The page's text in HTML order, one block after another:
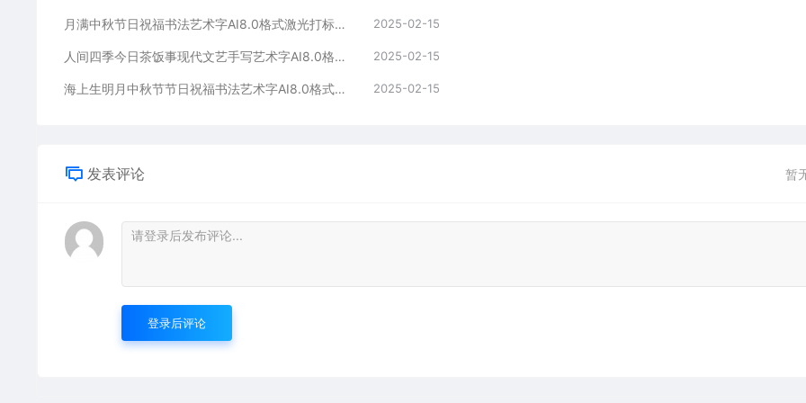
月满中秋节日祝福书法艺术字AI8.0格式激光打标文件通用矢量图 2025-02-15
人间四季今日茶饭事现代文艺手写艺术字AI8.0格式激光打标文件通用矢量图 2025-02-15
海上生明月中秋节节日祝福书法艺术字AI8.0格式激光打标文件通用矢量图 2025-02-15
发表评论 暂
登录后评论